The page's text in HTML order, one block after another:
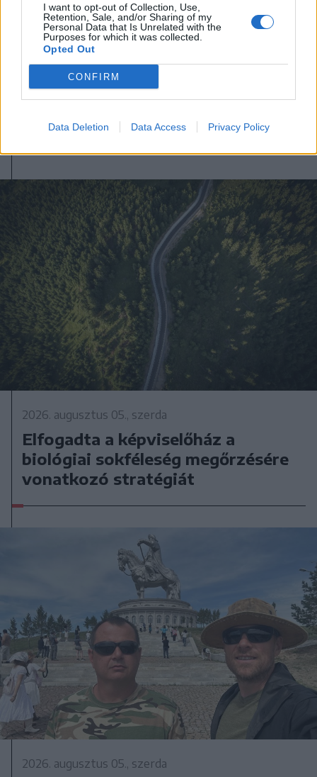
I want to opt-out of Collection, Use,
Retention, Sale, and/or Sharing of my
Personal Data that Is Unrelated with the
Purposes for which it was collected.
Opted Out
CONFIRM
Data Deletion Data Access Privacy Policy
2026. augusztus 05., szerda
Kedden választhatják meg
Magyarország új köztársasági
elnökét
2026. augusztus 05., szerda
Elfogadta a képviselőház a
biológiai sokféleség megőrzésére
vonatkozó stratégiát
2026. augusztus 05., szerda